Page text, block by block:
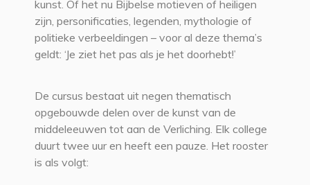
kunst. Of het nu Bijbelse motieven of heiligen
zijn, personificaties, legenden, mythologie of
politieke verbeeldingen – voor al deze thema’s
geldt: ‘Je ziet het pas als je het doorhebt!’
De cursus bestaat uit negen thematisch
opgebouwde delen over de kunst van de
middeleeuwen tot aan de Verliching. Elk college
duurt twee uur en heeft een pauze. Het rooster
is als volgt: